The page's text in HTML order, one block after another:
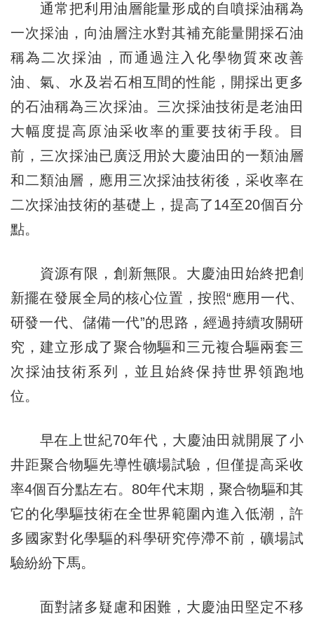
通常把利用油層能量形成的自噴採油稱為
一次採油，向油層注水對其補充能量開採石油
稱為二次採油，而通過注入化學物質來改善
油、氣、水及岩石相互間的性能，開採出更多
的石油稱為三次採油。三次採油技術是老油田
大幅度提高原油采收率的重要技術手段。目
前，三次採油已廣泛用於大慶油田的一類油層
和二類油層，應用三次採油技術後，采收率在
二次採油技術的基礎上，提高了14至20個百分
點。
資源有限，創新無限。大慶油田始終把創
新擺在發展全局的核心位置，按照“應用一代、
研發一代、儲備一代”的思路，經過持續攻關研
究，建立形成了聚合物驅和三元複合驅兩套三
次採油技術系列，並且始終保持世界領跑地
位。
早在上世紀70年代，大慶油田就開展了小
井距聚合物驅先導性礦場試驗，但僅提高采收
率4個百分點左右。80年代末期，聚合物驅和其
它的化學驅技術在全世界範圍內進入低潮，許
多國家對化學驅的科學研究停滯不前，礦場試
驗紛紛下馬。
面對諸多疑慮和困難，大慶油田堅定不移